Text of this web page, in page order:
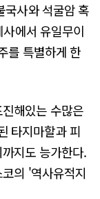
국사와 석굴암 혹
에서 유일무이
를 특별하게 한
해있는 수많은
타지마할과 피
지도 능가한다.
의 '역사유적지